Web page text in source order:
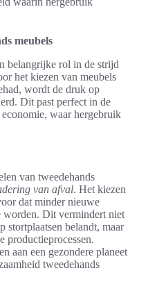
meubels
belangrijke rol in de strijd
het kiezen van meubels
wordt de druk op
Dit past perfect in de
waar hergebruik
van tweedehands
van afval. Het kiezen
dat minder nieuwe
worden. Dit vermindert niet
stortplaatsen belandt, maar
productieprocessen.
aan een gezondere planeet
tweedehands